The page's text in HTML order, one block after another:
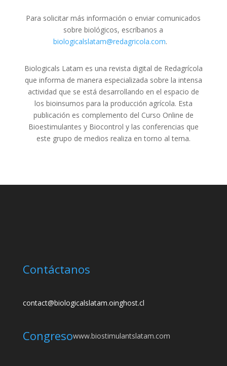
Para solicitar más información o enviar comunicados
sobre biológicos, escríbanos a
biologicalslatam@redagricola.com.
Biologicals Latam es una revista digital de Redagrícola
que informa de manera especializada sobre la intensa
actividad que se está desarrollando en el espacio de
los bioinsumos para la producción agrícola. Esta
publicación es complemento del Curso Online de
Bioestimulantes y Biocontrol y las conferencias que
este grupo de medios realiza en torno al tema.
Contáctanos
contact@biologicalslatam.oinghost.cl
Congresowww.biostimulantslatam.com